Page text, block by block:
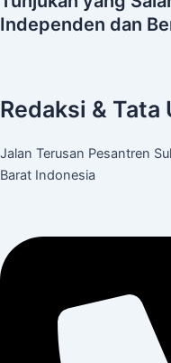
Independen dan
Redaksi & Tata
Jalan Terusan Pesantren
Barat Indonesia